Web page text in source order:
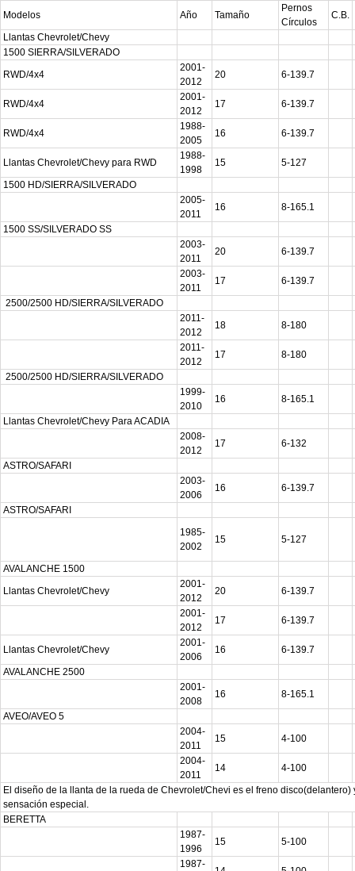
Modelos Año Tamaño
Pernos
Círculos
C.B.
Llantas Chevrolet/Chevy
1500 SIERRA/SILVERADO
RWD/4x4
2001-
2012
20 6-139.7
RWD/4x4
2001-
2012
17 6-139.7
RWD/4x4
1988-
2005
16 6-139.7
Llantas Chevrolet/Chevy para RWD
1988-
1998
15
5-127
1500 HD/SIERRA/SILVERADO
2005-
2011
16
8-165.1
1500 SS/SILVERADO SS
2003-
2011
20
6-139.7
2003-
2011
17
6-139.7
2500/2500 HD/SIERRA/SILVERADO
2011-
2012
18
8-180
2011-
2012
17
8-180
2500/2500 HD/SIERRA/SILVERADO
1999-
2010
16
8-165.1
Llantas Chevrolet/Chevy Para ACADIA
2008-
2012
17
6-132
ASTRO/SAFARI
2003-
2006
16
6-139.7
ASTRO/SAFARI
1985-
2002
15 5-127
AVALANCHE 1500
Llantas Chevrolet/Chevy
2001-
2012
20
6-139.7
2001-
2012
17 6-139.7
Llantas Chevrolet/Chevy
2001-
2006
16
6-139.7
AVALANCHE 2500
2001-
2008
16
8-165.1
AVEO/AVEO 5
2004-
2011
15
4-100
2004-
2011
14
4-100
El diseño de la llanta de la rueda de Chevrolet/Chevi es el freno
sensación especial.
BERETTA
1987-
1996
15
5-100
1987-